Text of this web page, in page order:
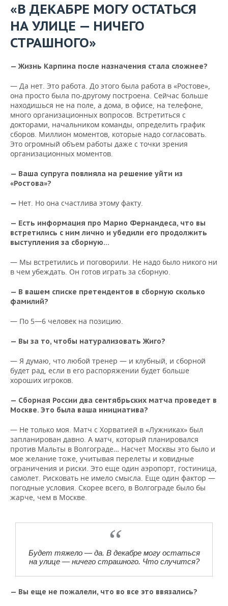
«В ДЕКАБРЕ МОГУ ОСТАТЬСЯ
НА УЛИЦЕ — НИЧЕГО
СТРАШНОГО»
— Жизнь Карпина после назначения стала сложнее?
— Да нет. Это работа. До этого была работа в «Ростове»,
она просто была по-другому построена. Сейчас больше
находишься не на поле, а дома, в офисе, на телефоне,
много организационных вопросов. Встретиться с
докторами, начальником команды, определить график
сборов. Миллион моментов, которые надо согласовать.
Это огромный объем работы даже с точки зрения
организационных моментов.
— Ваша супруга повлияла на решение уйти из
«Ростова»?
— Нет. Но она счастлива этому факту.
— Есть информация про Марио Фернандеса, что вы
встретились с ним лично и убедили его продолжить
выступления за сборную…
— Мы встретились и поговорили. Не надо было никого ни
в чем убеждать. Он готов играть за сборную.
— В вашем списке претендентов в сборную сколько
фамилий?
— По 5—6 человек на позицию.
— Вы за то, чтобы натурализовать Жиго?
— Я думаю, что любой тренер — и клубный, и сборной
будет рад, если в его распоряжении будет больше
хороших игроков.
— Сборная России два сентябрьских матча проведет в
Москве. Это была ваша инициатива?
— Не только моя. Матч с Хорватией в «Лужниках» был
запланирован давно. А матч, который планировался
против Мальты в Волгограде… Насчет Москвы это было и
мое желание тоже, учитывая перелеты и ковидные
ограничения и риски. Это еще один аэропорт, гостиница,
самолет. Рисковать не имело смысла. Еще один фактор —
погодные условия. Скорее всего, в Волгограде было бы
жарче, чем в Москве.
Будет тяжело — да. В декабре могу остаться
на улице — ничего страшного. Что случится?
— Вы еще не пожалели, что во все это ввязались?